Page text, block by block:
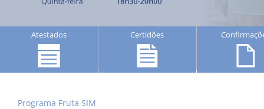
Atestados Certidões
Programa Fruta SIM